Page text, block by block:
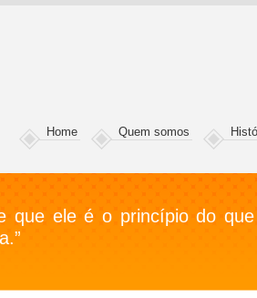
Home Quem somos
que ele é o princípio do